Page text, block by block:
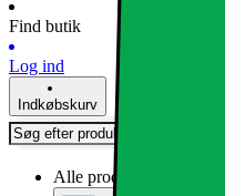
Find butik
Log ind
Indkøbskurv
Alle produkter